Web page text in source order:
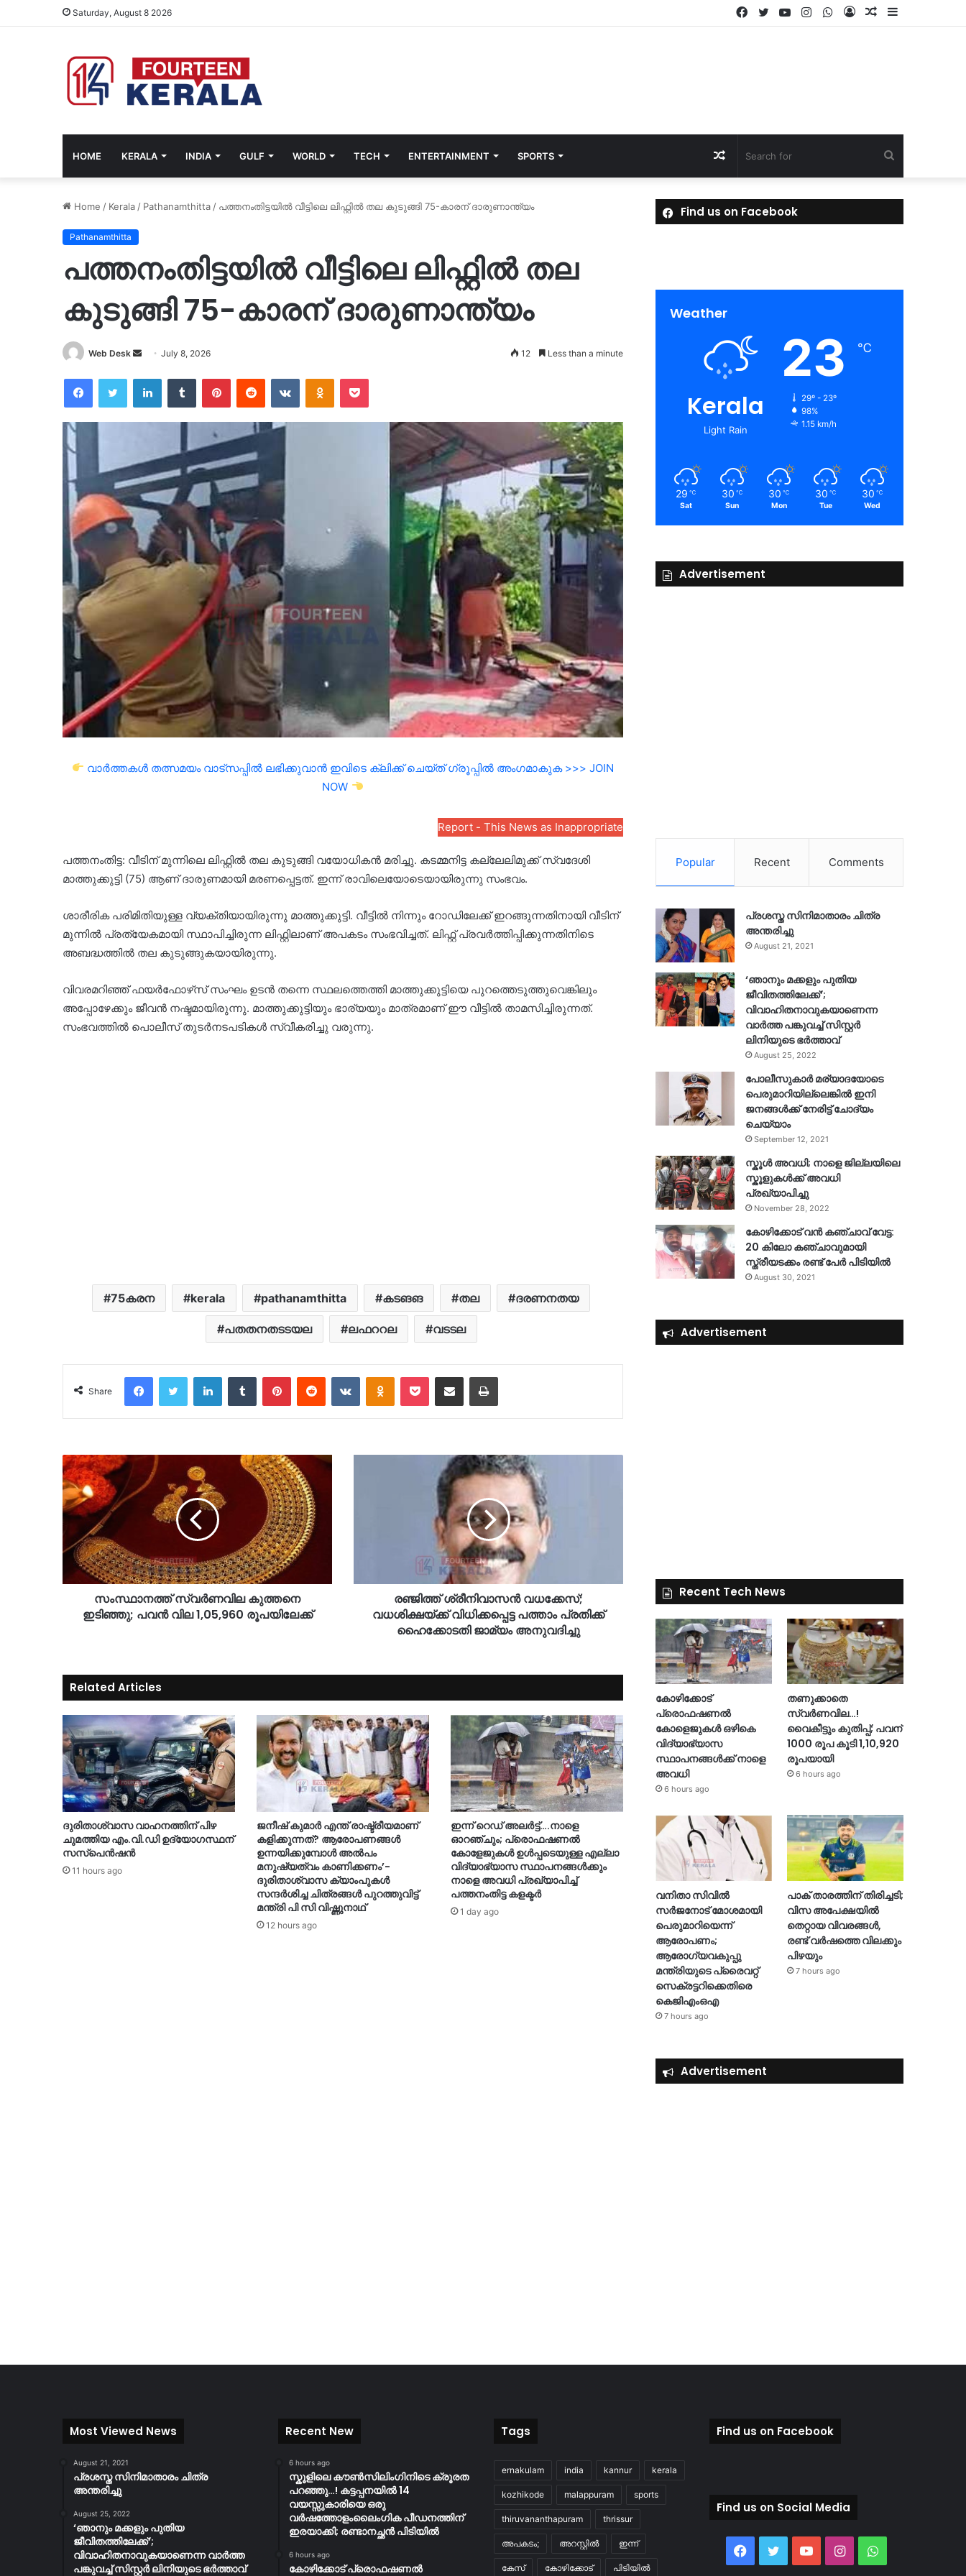
Saturday, August 8 2026 Sidebar
Random
Log
WhatsApp
Instagram
YouTube
Twitter
Facebook
HOME KERALA INDIA GULF WORLD TECH ENTERTAINMENT SPORTS
for
Random
Article
Home / Kerala / Pathanamthitta / പത്തനംതിട്ടയില്‍ വീട്ടിലെ ലിഫ്റ്റില്‍ തല കുടുങ്ങി 75-കാരന് ദാരുണാന്ത്യം
Pathanamthitta
പത്തനംതിട്ടയില്‍ വീട്ടിലെ ലിഫ്റ്റില്‍ തല
കുടുങ്ങി 75-കാരന് ദാരുണാന്ത്യം
Web Desk
Send
email
July 8, 2026 12 Less than a minute
FacebookTwitter LinkedInTumblr PinterestReddit VKontakteOdnoklassniki
Pocket
വാർത്തകൾ തത്സമയം വാട്സപ്പിൽ ലഭിക്കുവാൻ ഇവിടെ ക്ലിക്ക് ചെയ്ത് ഗ്രൂപ്പിൽ അംഗമാകുക >>> JOIN
NOW
Report - This News as Inappropriate
പത്തനംതിട്ട: വീടിന് മുന്നിലെ ലിഫ്റ്റിൽ തല കുടുങ്ങി വയോധികൻ മരിച്ചു. കടമ്മനിട്ട കല്ലേലിമുക്ക് സ്വദേശി
മാത്തുക്കുട്ടി (75) ആണ് ദാരുണമായി മരണപ്പെട്ടത്. ഇന്ന് രാവിലെയോടെയായിരുന്നു സംഭവം.
ശാരീരിക പരിമിതിയുള്ള വ്യക്തിയായിരുന്നു മാത്തുക്കുട്ടി. വീട്ടിൽ നിന്നും റോഡിലേക്ക് ഇറങ്ങുന്നതിനായി വീടിന്
മുന്നിൽ പ്രത്യേകമായി സ്ഥാപിച്ചിരുന്ന ലിഫ്റ്റിലാണ് അപകടം സംഭവിച്ചത്. ലിഫ്റ്റ് പ്രവർത്തിപ്പിക്കുന്നതിനിടെ
അബദ്ധത്തിൽ തല കുടുങ്ങുകയായിരുന്നു.
വിവരമറിഞ്ഞ് ഫയർഫോഴ്‌സ് സംഘം ഉടൻ തന്നെ സ്ഥലത്തെത്തി മാത്തുക്കുട്ടിയെ പുറത്തെടുത്തുവെങ്കിലും
അപ്പോഴേക്കും ജീവൻ നഷ്ടമായിരുന്നു. മാത്തുക്കുട്ടിയും ഭാര്യയും മാത്രമാണ് ഈ വീട്ടിൽ താമസിച്ചിരുന്നത്.
സംഭവത്തിൽ പൊലീസ് തുടർനടപടികൾ സ്വീകരിച്ചു വരുന്നു.
75കരന kerala pathanamthitta കടങങ തല ദരണനതയ
പതതനതടടയല ലഫററല വടടല
Share
FacebookTwitter LinkedInTumblr PinterestReddit VKontakteOdnoklassniki
Pocket Share via Email Print
സംസ്ഥാനത്ത് സ്വർണവില കുത്തനെ
ഇടിഞ്ഞു; പവൻ വില 1,05,960 രൂപയിലേക്ക്
രഞ്ജിത്ത് ശ്രീനിവാസന്‍ വധക്കേസ്;
വധശിക്ഷയ്ക്ക് വിധിക്കപ്പെട്ട പത്താം പ്രതിക്ക്
ഹൈക്കോടതി ജാമ്യം അനുവദിച്ചു
Related Articles
ദുരിതാശ്വാസ വാഹനത്തിന് പിഴ
ചുമത്തിയ എം.വി.ഡി ഉദ്യോഗസ്ഥന്
സസ്‌പെൻഷൻ
11 hours ago
ജനീഷ് കുമാർ എന്ത് രാഷ്ട്രീയമാണ്
കളിക്കുന്നത്? ആരോപണങ്ങൾ
ഉന്നയിക്കുമ്പോൾ അൽപം
മനുഷ്യത്വം കാണിക്കണം’-
ദുരിതാശ്വാസ ക്യാംപുകള്‍
സന്ദര്‍ശിച്ച ചിത്രങ്ങള്‍ പുറത്തുവിട്ട്
മന്ത്രി പി സി വിഷ്ണുനാഥ്
12 hours ago
ഇന്ന് റെഡ് അലർട്ട്….നാളെ
ഓറഞ്ചും; പ്രൊഫഷണൽ
കോളേജുകൾ ഉൾപ്പടെയുള്ള എല്ലാ
വിദ്യാഭ്യാസ സ്ഥാപനങ്ങൾക്കും
നാളെ അവധി പ്രഖ്യാപിച്ച്
പത്തനംതിട്ട കളക്ടർ
1 day ago
Find us on Facebook
Weather
Kerala
Light Rain
23 ℃
29º - 23º
98%
1.15 km/h
29 ℃
Sat
30 ℃
Sun
30 ℃
Mon
30 ℃
Tue
30 ℃
Wed
Advertisement
Popular Recent Comments
പ്രശസ്ത സിനിമാതാരം ചിത്ര
അന്തരിച്ചു
August 21, 2021
‘ഞാനും മക്കളും പുതിയ
ജീവിതത്തിലേക്ക്’;
വിവാഹിതനാവുകയാണെന്ന
വാർത്ത പങ്കുവച്ച് സിസ്റ്റർ
ലിനിയുടെ ഭർത്താവ്
August 25, 2022
പോലീസുകാര്‍ മര്യാദയോടെ
പെരുമാറിയില്ലെങ്കില്‍ ഇനി
ജനങ്ങള്‍ക്ക് നേരിട്ട് ചോദ്യം
ചെയ്യാം
September 12, 2021
സ്കൂൾ അവധി; നാളെ ജില്ലയിലെ
സ്കൂളുകൾക്ക് അവധി
പ്രഖ്യാപിച്ചു
November 28, 2022
കോഴിക്കോട് വൻ കഞ്ചാവ് വേട്ട:
20 കിലോ കഞ്ചാവുമായി
സ്ത്രീയടക്കം രണ്ട് പേർ പിടിയിൽ
August 30, 2021
Advertisement
Recent Tech News
കോഴിക്കോട്
പ്രൊഫഷണൽ
കോളെജുകൾ ഒഴികെ
വിദ്യാഭ്യാസ
സ്ഥാപനങ്ങൾക്ക് നാളെ
അവധി
6 hours ago
തണുക്കാതെ
സ്വർണവില…!
വൈകീട്ടും കുതിപ്പ്; പവന്
1000 രൂപ കൂടി 1,10,920
രൂപയായി
6 hours ago
വനിതാ സിവിൽ
സർജനോട് മോശമായി
പെരുമാറിയെന്ന്
ആരോപണം;
ആരോഗ്യവകുപ്പു
മന്ത്രിയുടെ പ്രൈവറ്റ്
സെക്രട്ടറിക്കെതിരെ
കെജിഎംഒഎ
7 hours ago
പാക് താരത്തിന് തിരിച്ചടി;
വിസ അപേക്ഷയിൽ
തെറ്റായ വിവരങ്ങൾ,
രണ്ട് വർഷത്തെ വിലക്കും
പിഴയും
7 hours ago
Advertisement
Most Viewed News
August 21, 2021
പ്രശസ്ത സിനിമാതാരം ചിത്ര
അന്തരിച്ചു
August 25, 2022
‘ഞാനും മക്കളും പുതിയ
ജീവിതത്തിലേക്ക്’;
വിവാഹിതനാവുകയാണെന്ന വാർത്ത
പങ്കുവച്ച് സിസ്റ്റർ ലിനിയുടെ ഭർത്താവ്
Recent New
6 hours ago
സ്കൂളിലെ കൗൺസിലിംഗിനിടെ ക്രൂരത
പറഞ്ഞു…! കട്ടപ്പനയിൽ 14
വയസ്സുകാരിയെ ഒരു
വർഷത്തോളംലൈംഗിക പീഡനത്തിന്
ഇരയാക്കി; രണ്ടാനച്ഛൻ പിടിയിൽ
6 hours ago
കോഴിക്കോട് പ്രൊഫഷണൽ
Tags
ernakulam india kannur kerala
kozhikode malappuram sports
thiruvananthapuram thrissur
അപകടം; അറസ്റ്റിൽ ഇന്ന്
കേസ് കോഴിക്കോട് പിടിയിൽ
Find us on Facebook
Find us on Social Media
Facebook
TwitterYouTubeInstagramWhatsApp